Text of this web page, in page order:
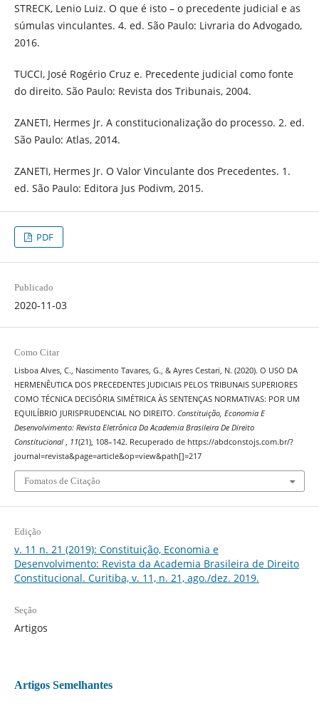
STRECK, Lenio Luiz. O que é isto – o precedente judicial e as
súmulas vinculantes. 4. ed. São Paulo: Livraria do Advogado,
2016.
TUCCI, José Rogério Cruz e. Precedente judicial como fonte
do direito. São Paulo: Revista dos Tribunais, 2004.
ZANETI, Hermes Jr. A constitucionalização do processo. 2. ed.
São Paulo: Atlas, 2014.
ZANETI, Hermes Jr. O Valor Vinculante dos Precedentes. 1.
ed. São Paulo: Editora Jus Podivm, 2015.
PDF
Publicado
2020-11-03
Como Citar
Lisboa Alves, C., Nascimento Tavares, G., & Ayres Cestari, N. (2020). O USO DA
HERMENÊUTICA DOS PRECEDENTES JUDICIAIS PELOS TRIBUNAIS SUPERIORES
COMO TÉCNICA DECISÓRIA SIMÉTRICA ÀS SENTENÇAS NORMATIVAS: POR UM
EQUILÍBRIO JURISPRUDENCIAL NO DIREITO. Constituição, Economia E
Desenvolvimento: Revista Eletrônica Da Academia Brasileira De Direito
Constitucional , 11(21), 108–142. Recuperado de https://abdconstojs.com.br/?
journal=revista&page=article&op=view&path[]=217
Fomatos de Citação
Edição
v. 11 n. 21 (2019): Constituição, Economia e
Desenvolvimento: Revista da Academia Brasileira de Direito
Constitucional. Curitiba, v. 11, n. 21, ago./dez. 2019.
Seção
Artigos
Artigos Semelhantes